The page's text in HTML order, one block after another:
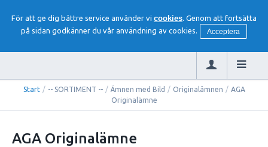
För att ge dig bättre service använder vi cookies. Genom att fortsätta
på sidan godkänner du vår användning av cookies.
Acceptera
Start / -- SORTIMENT -- / Ämnen med Bild / Originalämnen / AGA
Originalämne
AGA Originalämne